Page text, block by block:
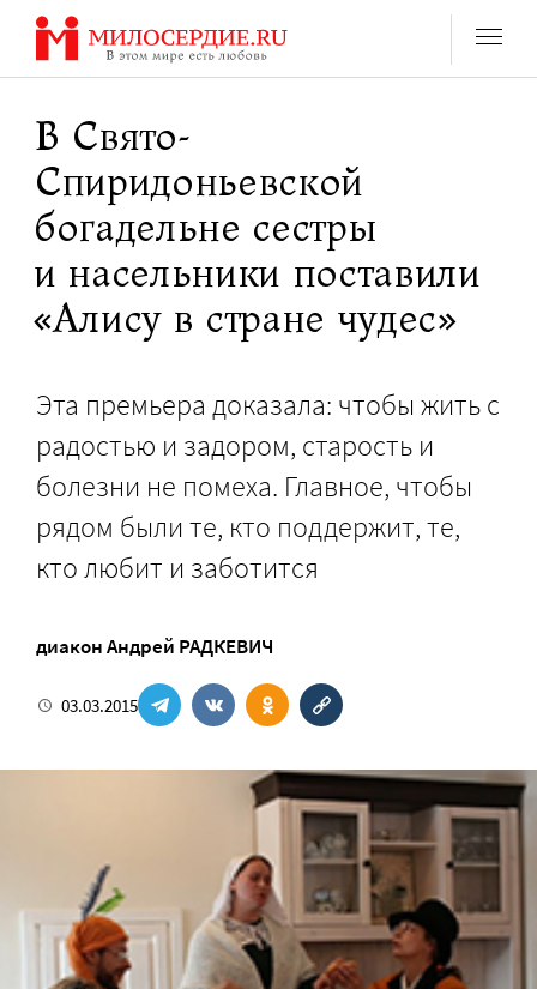
Перейти
содержанию
В Свято-
Спиридоньевской
богадельне сестры
и насельники поставили
«Алису в стране чудес»
Эта премьера доказала: чтобы жить с
радостью и задором, старость и
болезни не помеха. Главное, чтобы
рядом были те, кто поддержит, те,
кто любит и заботится
диакон Андрей РАДКЕВИЧ
03.03.2015